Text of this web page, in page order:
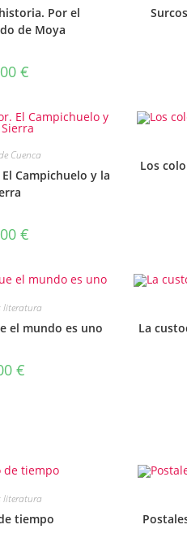
Por el
de Moya
€
Cuenca
Campichuelo y la
€
Los
literatura
el mundo es uno
€
La
literatura
tiempo